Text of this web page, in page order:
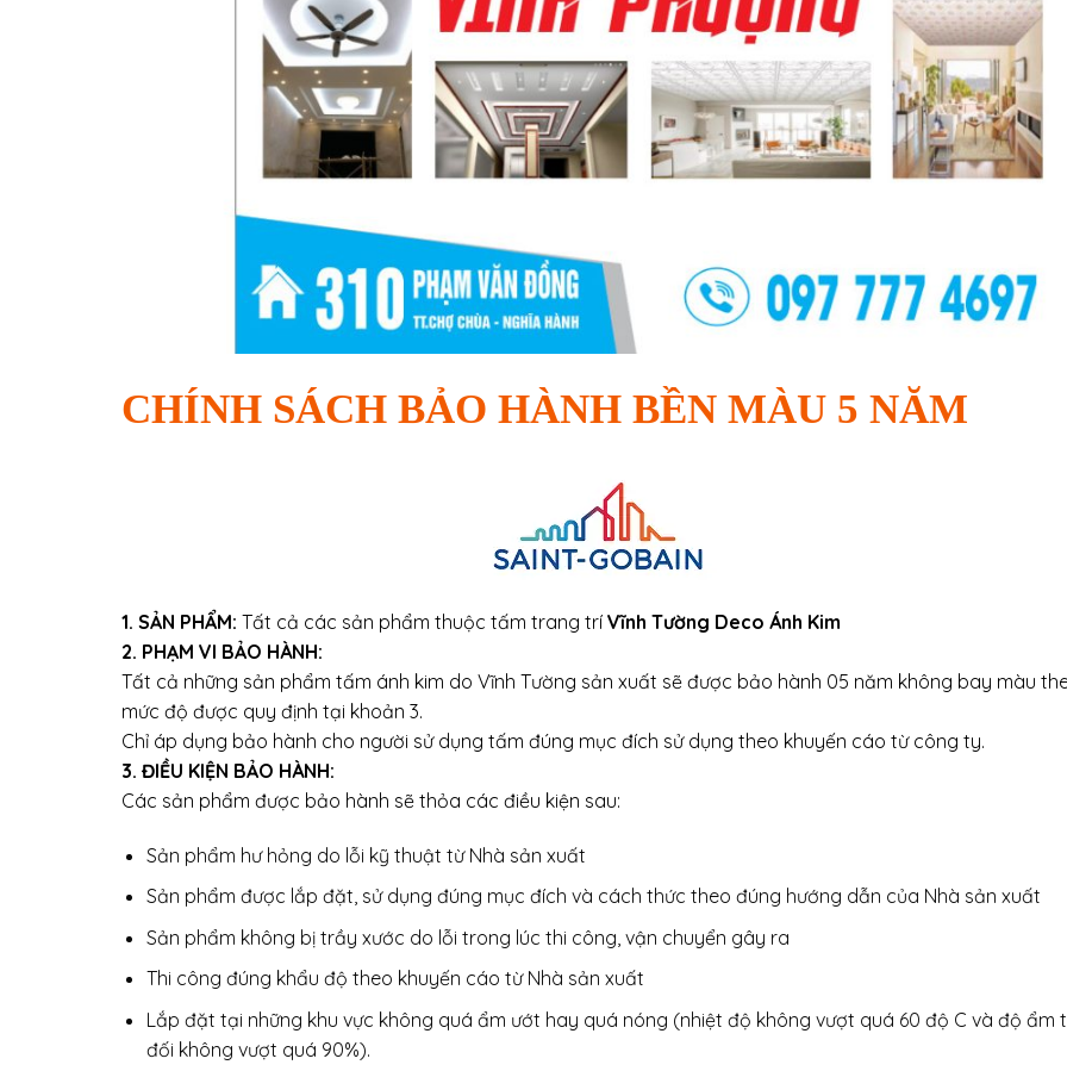
CHÍNH SÁCH BẢO HÀNH BỀN MÀU 5 NĂM
1. SẢN PHẨM: Tất cả các sản phẩm thuộc tấm trang trí Vĩnh Tường Deco Ánh Kim
2. PHẠM VI BẢO HÀNH:
Tất cả những sản phẩm tấm ánh kim do Vĩnh Tường sản xuất sẽ được bảo hành 05 năm không bay màu
mức độ được quy định tại khoản 3.
Chỉ áp dụng bảo hành cho người sử dụng tấm đúng mục đích sử dụng theo khuyến cáo từ công ty.
3. ĐIỀU KIỆN BẢO HÀNH:
Các sản phẩm được bảo hành sẽ thỏa các điều kiện sau:
Sản phẩm hư hỏng do lỗi kỹ thuật từ Nhà sản xuất
Sản phẩm được lắp đặt, sử dụng đúng mục đích và cách thức theo đúng hướng dẫn của Nhà sản xuất
Sản phẩm không bị trầy xước do lỗi trong lúc thi công, vận chuyển gây ra
Thi công đúng khẩu độ theo khuyến cáo từ Nhà sản xuất
Lắp đặt tại những khu vực không quá ẩm ướt hay quá nóng (nhiệt độ không vượt quá 60 độ C và độ ẩm
đối không vượt quá 90%).